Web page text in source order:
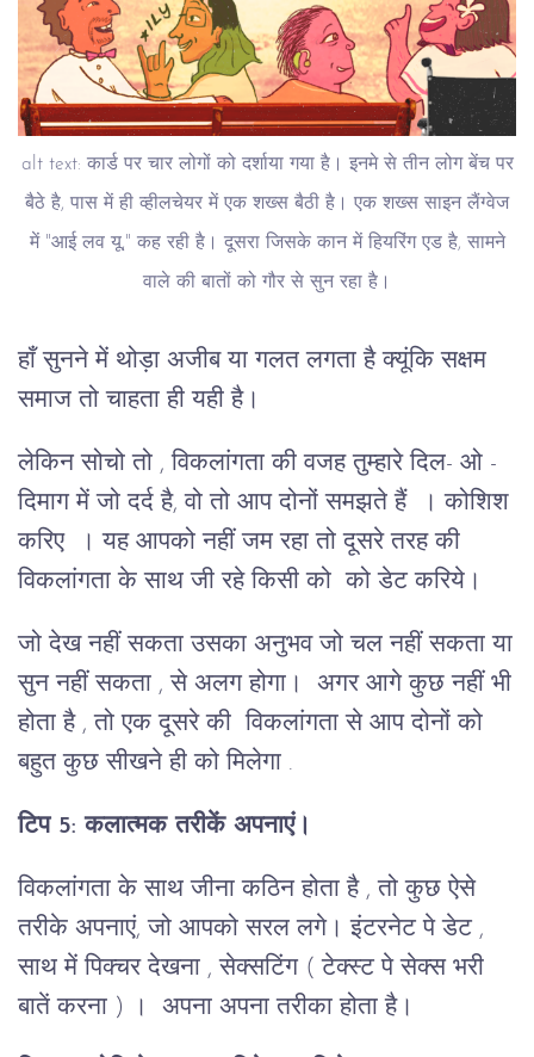
alt text: कार्ड पर चार लोगों को दर्शाया गया है। इनमे से तीन लोग बेंच पर
बैठे है, पास में ही व्हीलचेयर में एक शख्स बैठी है। एक शख्स साइन लैंग्वेज
में "आई लव यू," कह रही है। दूसरा जिसके कान में हियरिंग एड है, सामने
वाले की बातों को गौर से सुन रहा है।
हाँ सुनने में थोड़ा अजीब या गलत लगता है क्यूंकि सक्षम
समाज तो चाहता ही यही है।
लेकिन सोचो तो , विकलांगता की वजह तुम्हारे दिल- ओ -
दिमाग में जो दर्द है, वो तो आप दोनों समझते हैं । कोशिश
करिए । यह आपको नहीं जम रहा तो दूसरे तरह की
विकलांगता के साथ जी रहे किसी को को डेट करिये।
जो देख नहीं सकता उसका अनुभव जो चल नहीं सकता या
सुन नहीं सकता , से अलग होगा। अगर आगे कुछ नहीं भी
होता है , तो एक दूसरे की विकलांगता से आप दोनों को
बहुत कुछ सीखने ही को मिलेगा .
टिप 5:कलात्मक तरीकें अपनाएं।
विकलांगता के साथ जीना कठिन होता है , तो कुछ ऐसे
तरीके अपनाएं, जो आपको सरल लगे। इंटरनेट पे डेट ,
साथ में पिक्चर देखना , सेक्सटिंग ( टेक्स्ट पे सेक्स भरी
बातें करना ) । अपना अपना तरीका होता है।